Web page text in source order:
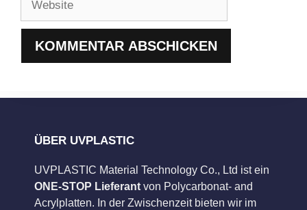
ÜBER UVPLASTIC
UVPLASTIC Material Technology Co., Ltd ist ein
ONE-STOP Lieferant von Polycarbonat- and
Acrylplatten. In der Zwischenzeit bieten wir im